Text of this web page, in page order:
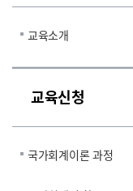
교육소개
교육신청
국가회계이론 과정